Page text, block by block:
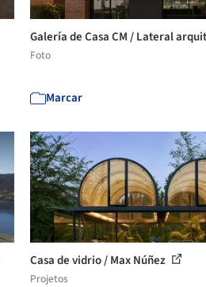
Galería de Casa CM / Lateral
Foto
Marcar
Casa de vidrio / Max Núñez
Projetos